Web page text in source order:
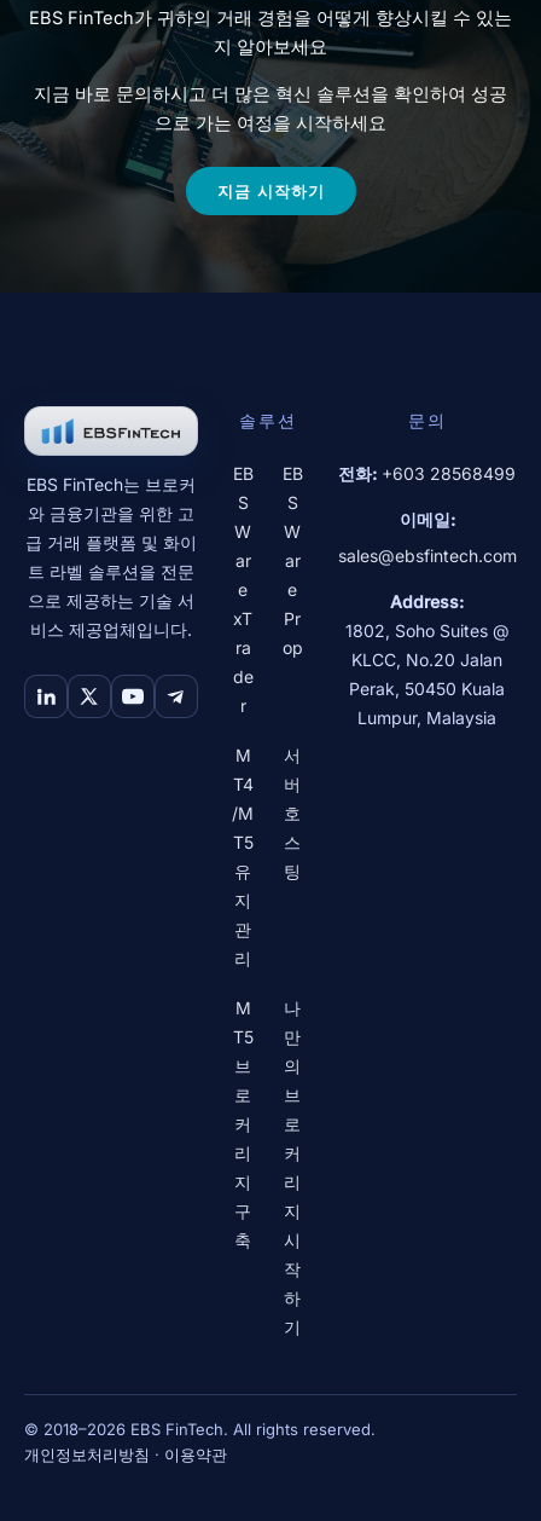
EBS FinTech가 귀하의 거래 경험을 어떻게 향상시킬 수 있는
지 알아보세요
지금 바로 문의하시고 더 많은 혁신 솔루션을 확인하여 성공
으로 가는 여정을 시작하세요
지금 시작하기
EBS FinTech는 브로커
와 금융기관을 위한 고
급 거래 플랫폼 및 화이
트 라벨 솔루션을 전문
으로 제공하는 기술 서
비스 제공업체입니다.
솔루션
EB
S
W
ar
e
xT
ra
de
r
EB
S
W
ar
e
Pr
op
M
T4
/M
T5
유
지
관
리
서
버
호
스
팅
M
T5
브
로
커
리
지
구
축
나
만
의
브
로
커
리
지
시
작
하
기
문의
전화: +603 28568499
이메일:
sales@ebsfintech.com
Address:
1802, Soho Suites @
KLCC, No.20 Jalan
Perak, 50450 Kuala
Lumpur, Malaysia
© 2018–2026 EBS FinTech. All rights reserved.
개인정보처리방침 · 이용약관